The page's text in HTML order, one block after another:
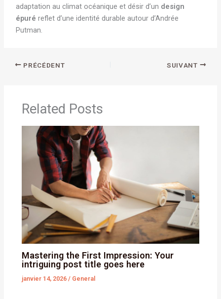
adaptation au climat océanique et désir d’un design
épuré reflet d’une identité durable autour d’Andrée
Putman.
PRÉCÉDENT SUIVANT
Related Posts
Mastering the First Impression: Your
intriguing post title goes here
janvier 14, 2026/ General